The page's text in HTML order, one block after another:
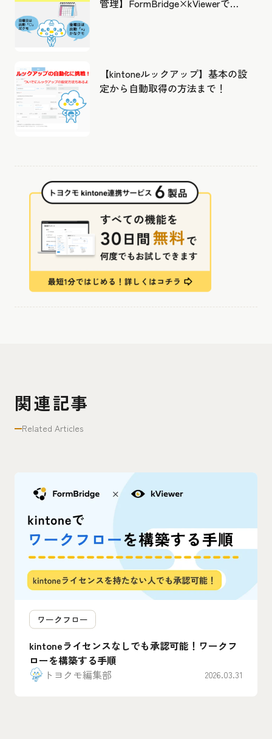
管理】FormBridge×kViewerで作
【kintoneルックアップ】基本の設
定から自動取得の方法まで！
関連記事
Related Articles
ワークフロー
kintoneライセンスなしでも承認可能！ワークフ
ローを構築する手順
トヨクモ編集部
2026.03.31